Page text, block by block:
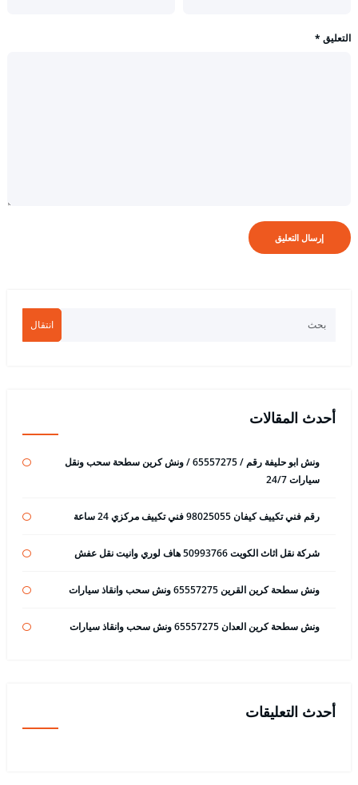
التعليق *
انتقال
أحدث المقالات
ونش ابو حليفة رقم / 65557275 / ونش كرين سطحة سحب ونقل
سيارات 24/7
رقم فني تكييف كيفان 98025055 فني تكييف مركزي 24 ساعة
شركة نقل اثاث الكويت 50993766 هاف لوري وانيت نقل عفش
ونش سطحة كرين القرين 65557275 ونش سحب وانقاذ سيارات
ونش سطحة كرين العدان 65557275 ونش سحب وانقاذ سيارات
أحدث التعليقات